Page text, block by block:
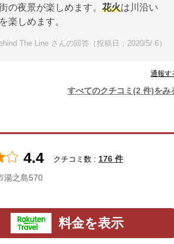
の夜景が楽しめます。 花火は川沿い
を楽しめます。
The Line さんの回答（投稿日：2020/5/ 6）
通報す
すべてのクチコミ(2 件)をみ
4.4 クチコミ数 : 176 件
湯之島570
料金を表示